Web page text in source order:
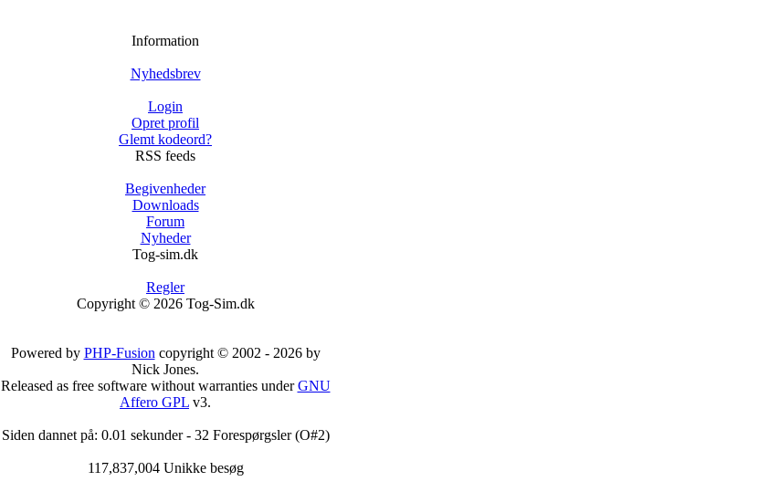
Information
Nyhedsbrev
Login
Opret profil
Glemt kodeord?
RSS feeds
Begivenheder
Downloads
Forum
Nyheder
Tog-sim.dk
Regler
Copyright © 2026 Tog-Sim.dk
Powered by PHP-Fusion copyright © 2002 - 2026 by
Nick Jones.
Released as free software without warranties underGNU
Affero GPL v3.
Siden dannet på: 0.01 sekunder - 32 Forespørgsler (O#2)
117,837,004 Unikke besøg